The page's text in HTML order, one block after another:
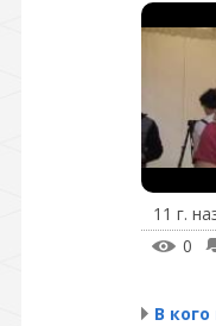
11 г.
0